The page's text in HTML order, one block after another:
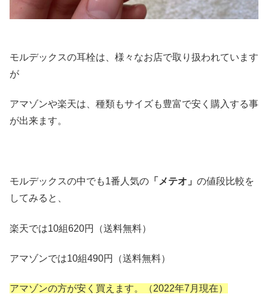
モルデックスの耳栓は、様々なお店で取り扱われています
が
アマゾンや楽天は、種類もサイズも豊富で安く購入する事
が出来ます。
モルデックスの中でも1番人気の 「メテオ」 の値段比較を
してみると、
楽天では10組620円（送料無料）
アマゾンでは10組490円（送料無料）
アマゾンの方が安く買えます。（2022年7月現在）